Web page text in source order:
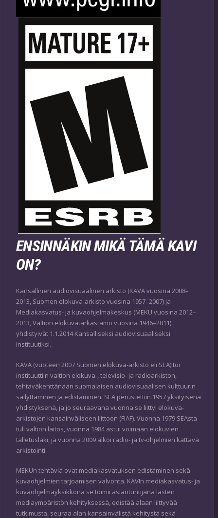
ENSINNÄKIN MIKÄ TÄMÄ KAVI
ON?
Kansallinen audiovisuaalinen arkisto (KAVA vuosina 2008–
2013, Suomen elokuva-arkisto vuosina 1957–2007) ja
Mediakasvatus- ja kuvaohjelmakeskus (MEKU vuosina 2012–
2013, Valtion elokuvatarkastamo vuosina 1946–2011)
yhdistyivät 1.1.2014 Kansalliseksi audiovisuaaliseksi
instituutiksi.
KAVA (vuoteen 2007 Suomen elokuva-arkisto eli SEA) toi
instituuttiin valtion elokuva-, televisio- ja radioarkiston,
tehtäväkenttänään suomalaisen audiovisuaalisen kulttuurin
säilyttäminen ja edistäminen. SEA perustettiin 1957 yksityisenä
yhdistyksenä, ja jo seuraavana vuonna se liittyi elokuva-
arkistojen kansainväliseen liittoon (FIAF). Vuonna 1979 SEAsta
tuli valtion laitos, vuonna 1984 astui voimaan elokuvien
talletuslaki, ja vuonna 2009 alkoi radio- ja tv-ohjelmien kattava
arkistointi.
MEKUn tehtäviä ovat mediakasvatuksen edistäminen sekä
kuvaohjelmien tarjoamisen valvonta. KAVIn mediakasvatus- ja
kuvaohjelmayksikkönä se toimii asiantuntijana lasten
mediaympäristön kehityksessä, edistää alaan liittyvää
tutkimusta, seuraa alan kansainvälistä kehitystä sekä